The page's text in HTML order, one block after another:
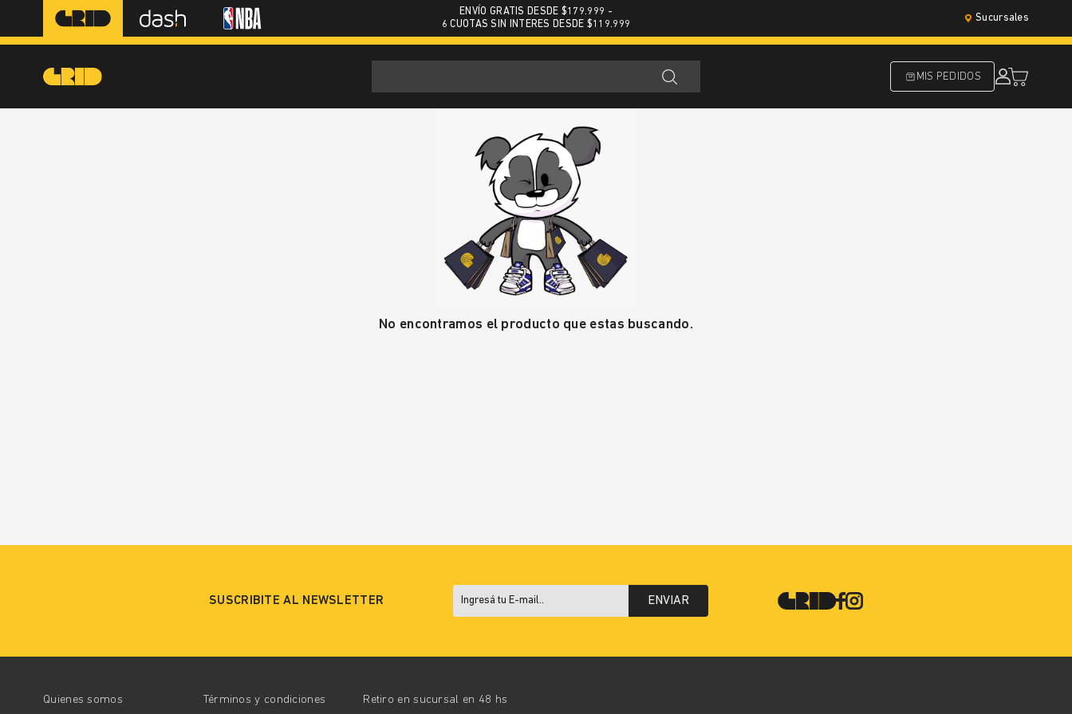
ENVÍO GRATIS DESDE $179.999 -
6 CUOTAS SIN INTERES DESDE $119.999
Sucursales
MIS PEDIDOS
No encontramos el producto que estas buscando.
SUSCRIBITE AL NEWSLETTER ENVIAR
Quienes somos Términos y condiciones Retiro en sucursal en 48 hs